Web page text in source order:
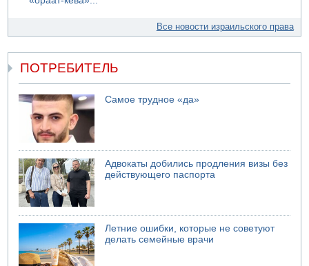
Все новости израильского права
ПОТРЕБИТЕЛЬ
Самое трудное «да»
Адвокаты добились продления визы без
действующего паспорта
Летние ошибки, которые не советуют
делать семейные врачи